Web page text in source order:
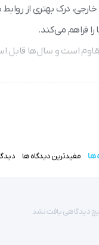
درک بهتری از
را فراهم می‌کند.
ها مفیدترین دیدگاه ها
دیدگاهی یافت نشد